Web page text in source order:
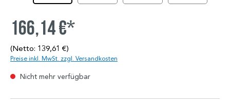
166,14 €*
(Netto: 139,61 €)
Preise inkl. MwSt. zzgl. Versandkosten
Nicht mehr verfügbar